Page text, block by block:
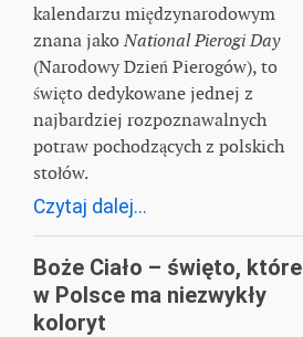
kalendarzu międzynarodowym
znana jakoNational Pierogi Day
(Narodowy Dzień Pierogów), to
święto dedykowane jednej z
najbardziej rozpoznawalnych
potraw pochodzących z polskich
stołów.
Czytaj dalej...
Boże Ciało – święto, które
w Polsce ma niezwykły
koloryt